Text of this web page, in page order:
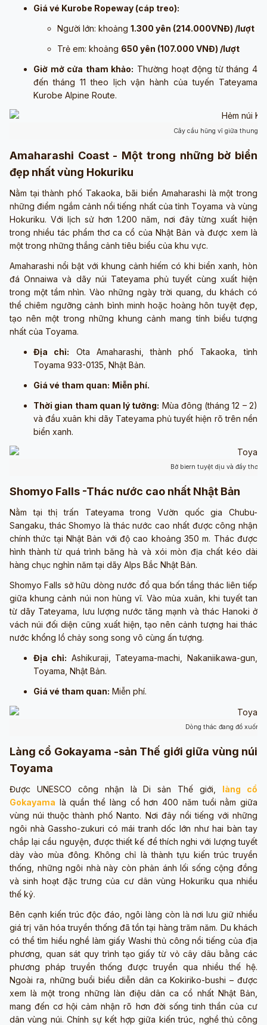
Giá vé Kurobe Ropeway (cáp treo):
Người lớn: khoảng 1.300 yên (214.000VNĐ) /lượt
Trẻ em: khoảng 650 yên (107.000 VNĐ) /lượt
Giờ mở cửa tham khảo: Thường hoạt động từ tháng 4
đến tháng 11 theo lịch vận hành của tuyến Tateyama
Kurobe Alpine Route.
Cây cầu hũng vĩ giữa thung
Amaharashi Coast - Một trong những bờ biển
đẹp nhất vùng Hokuriku
Nằm tại thành phố Takaoka, bãi biển Amaharashi là một trong
những điểm ngắm cảnh nổi tiếng nhất của tỉnh Toyama và vùng
Hokuriku. Với lịch sử hơn 1.200 năm, nơi đây từng xuất hiện
trong nhiều tác phẩm thơ ca cổ của Nhật Bản và được xem là
một trong những thắng cảnh tiêu biểu của khu vực.
Amaharashi nổi bật với khung cảnh hiếm có khi biển xanh, hòn
đá Onnaiwa và dãy núi Tateyama phủ tuyết cùng xuất hiện
trong một tầm nhìn. Vào những ngày trời quang, du khách có
thể chiêm ngưỡng cảnh bình minh hoặc hoàng hôn tuyệt đẹp,
tạo nên một trong những khung cảnh mang tính biểu tượng
nhất của Toyama.
Địa chỉ: Ota Amaharashi, thành phố Takaoka, tỉnh
Toyama 933-0135, Nhật Bản.
Giá vé tham quan: Miễn phí.
Thời gian tham quan lý tưởng: Mùa đông (tháng 12 – 2)
và đầu xuân khi dãy Tateyama phủ tuyết hiện rõ trên nền
biển xanh.
Bở biern tuyệt dịu và đầy thơ
Shomyo Falls -Thác nước cao nhất Nhật Bản
Nằm tại thị trấn Tateyama trong Vườn quốc gia Chubu-
Sangaku, thác Shomyo là thác nước cao nhất được công nhận
chính thức tại Nhật Bản với độ cao khoảng 350 m. Thác được
hình thành từ quá trình băng hà và xói mòn địa chất kéo dài
hàng chục nghìn năm tại dãy Alps Bắc Nhật Bản.
Shomyo Falls sở hữu dòng nước đổ qua bốn tầng thác liên tiếp
giữa khung cảnh núi non hùng vĩ. Vào mùa xuân, khi tuyết tan
từ dãy Tateyama, lưu lượng nước tăng mạnh và thác Hanoki ở
vách núi đối diện cũng xuất hiện, tạo nên cảnh tượng hai thác
nước khổng lồ chảy song song vô cùng ấn tượng.
Địa chỉ: Ashikuraji, Tateyama-machi, Nakaniikawa-gun,
Toyama, Nhật Bản.
Giá vé tham quan: Miễn phí.
Dòng thác đang đổ xuống
Làng cổ Gokayama -sản Thế giới giữa vùng núi
Toyama
Được UNESCO công nhận là Di sản Thế giới, làng cổ
Gokayama là quần thể làng cổ hơn 400 năm tuổi nằm giữa
vùng núi thuộc thành phố Nanto. Nơi đây nổi tiếng với những
ngôi nhà Gassho-zukuri có mái tranh dốc lớn như hai bàn tay
chắp lại cầu nguyện, được thiết kế để thích nghi với lượng tuyết
dày vào mùa đông. Không chỉ là thành tựu kiến trúc truyền
thống, những ngôi nhà này còn phản ánh lối sống cộng đồng
và sinh hoạt đặc trưng của cư dân vùng Hokuriku qua nhiều
thế kỷ.
Bên cạnh kiến trúc độc đáo, ngôi làng còn là nơi lưu giữ nhiều
giá trị văn hóa truyền thống đã tồn tại hàng trăm năm. Du khách
có thể tìm hiểu nghề làm giấy Washi thủ công nổi tiếng của địa
phương, quan sát quy trình tạo giấy từ vỏ cây dâu bằng các
phương pháp truyền thống được truyền qua nhiều thế hệ.
Ngoài ra, những buổi biểu diễn dân ca Kokiriko-bushi – được
xem là một trong những làn điệu dân ca cổ nhất Nhật Bản,
mang đến cơ hội cảm nhận rõ hơn đời sống tinh thần của cư
dân vùng núi. Chính sự kết hợp giữa kiến trúc, nghề thủ công